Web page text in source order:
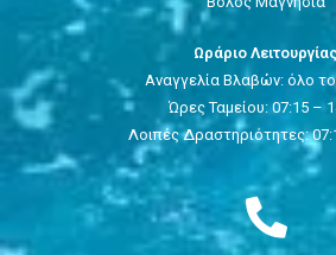
Ωράριο Λειτουργίας
Αναγγελία Βλαβών: όλο
Ώρες Ταμείου: 07:15 –
Λοιπές Δραστηριότητες: